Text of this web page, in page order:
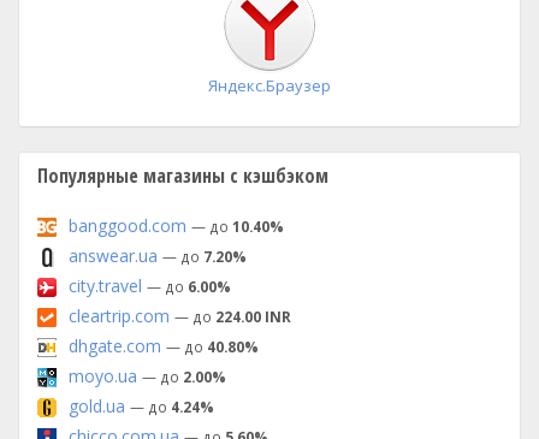
Яндекс.Браузер
Популярные магазины с кэшбэком
banggood.com — до 10.40%
answear.ua — до 7.20%
city.travel — до 6.00%
cleartrip.com — до 224.00 INR
dhgate.com — до 40.80%
moyo.ua — до 2.00%
gold.ua — до 4.24%